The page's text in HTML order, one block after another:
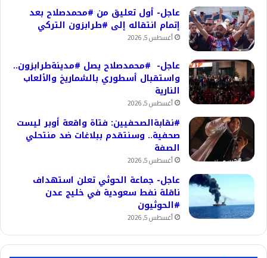
عاجل- أول تعليق من #محمدصلاح بعد
إتمام انتقاله إلى #طرابزون التركي
أغسطس 5, 2026
عاجل- #محمدصلاح يصل #مدينةطرابزون..
واستقبال أسطوري بالشماريخ والألعاب
النارية
أغسطس 5, 2026
#نقابةالصحفيين: فتاة واقعة أوبر ليست
صحفية.. وسنتقدم ببلاغات ضد منتحلي
الصفة
أغسطس 5, 2026
عاجل- جماعة الحوثي تعلن استهداف
ناقلة نفط سعودية في خليج عدن
#الحوثيون
أغسطس 5, 2026